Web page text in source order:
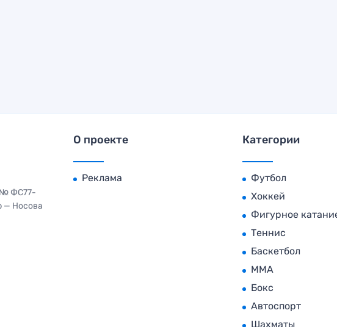
№ ФС77-
— Носова
О проекте
Реклама
Категории
Футбол
Хоккей
Фигурное
Теннис
Баскетбол
MMA
Бокс
Автоспорт
Шахматы